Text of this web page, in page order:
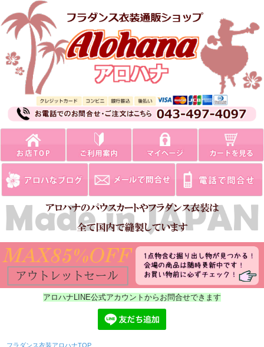
アロハナLINE公式アカウントからお問合せできます
フラダンス衣装アロハナTOP